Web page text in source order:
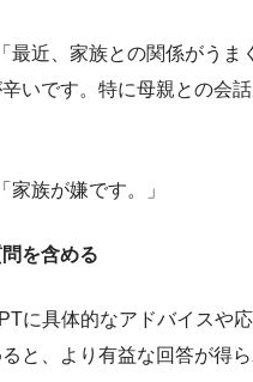
最近、家族との関係がうま
いです。特に母親との会
家族が嫌です。」
を含める
に具体的なアドバイスや
と、より有益な回答が得ら